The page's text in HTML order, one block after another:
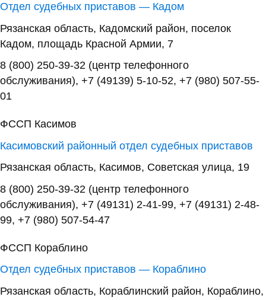
Отдел судебных приставов — Кадом
Рязанская область, Кадомский район, поселок
Кадом, площадь Красной Армии, 7
8 (800) 250-39-32 (центр телефонного
обслуживания), +7 (49139) 5-10-52, +7 (980) 507-55-
01
ФССП Касимов
Касимовский районный отдел судебных приставов
Рязанская область, Касимов, Советская улица, 19
8 (800) 250-39-32 (центр телефонного
обслуживания), +7 (49131) 2-41-99, +7 (49131) 2-48-
99, +7 (980) 507-54-47
ФССП Кораблино
Отдел судебных приставов — Кораблино
Рязанская область, Кораблинский район, Кораблино,